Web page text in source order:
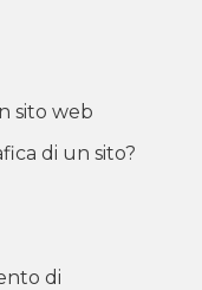
sito web
di un sito?
di